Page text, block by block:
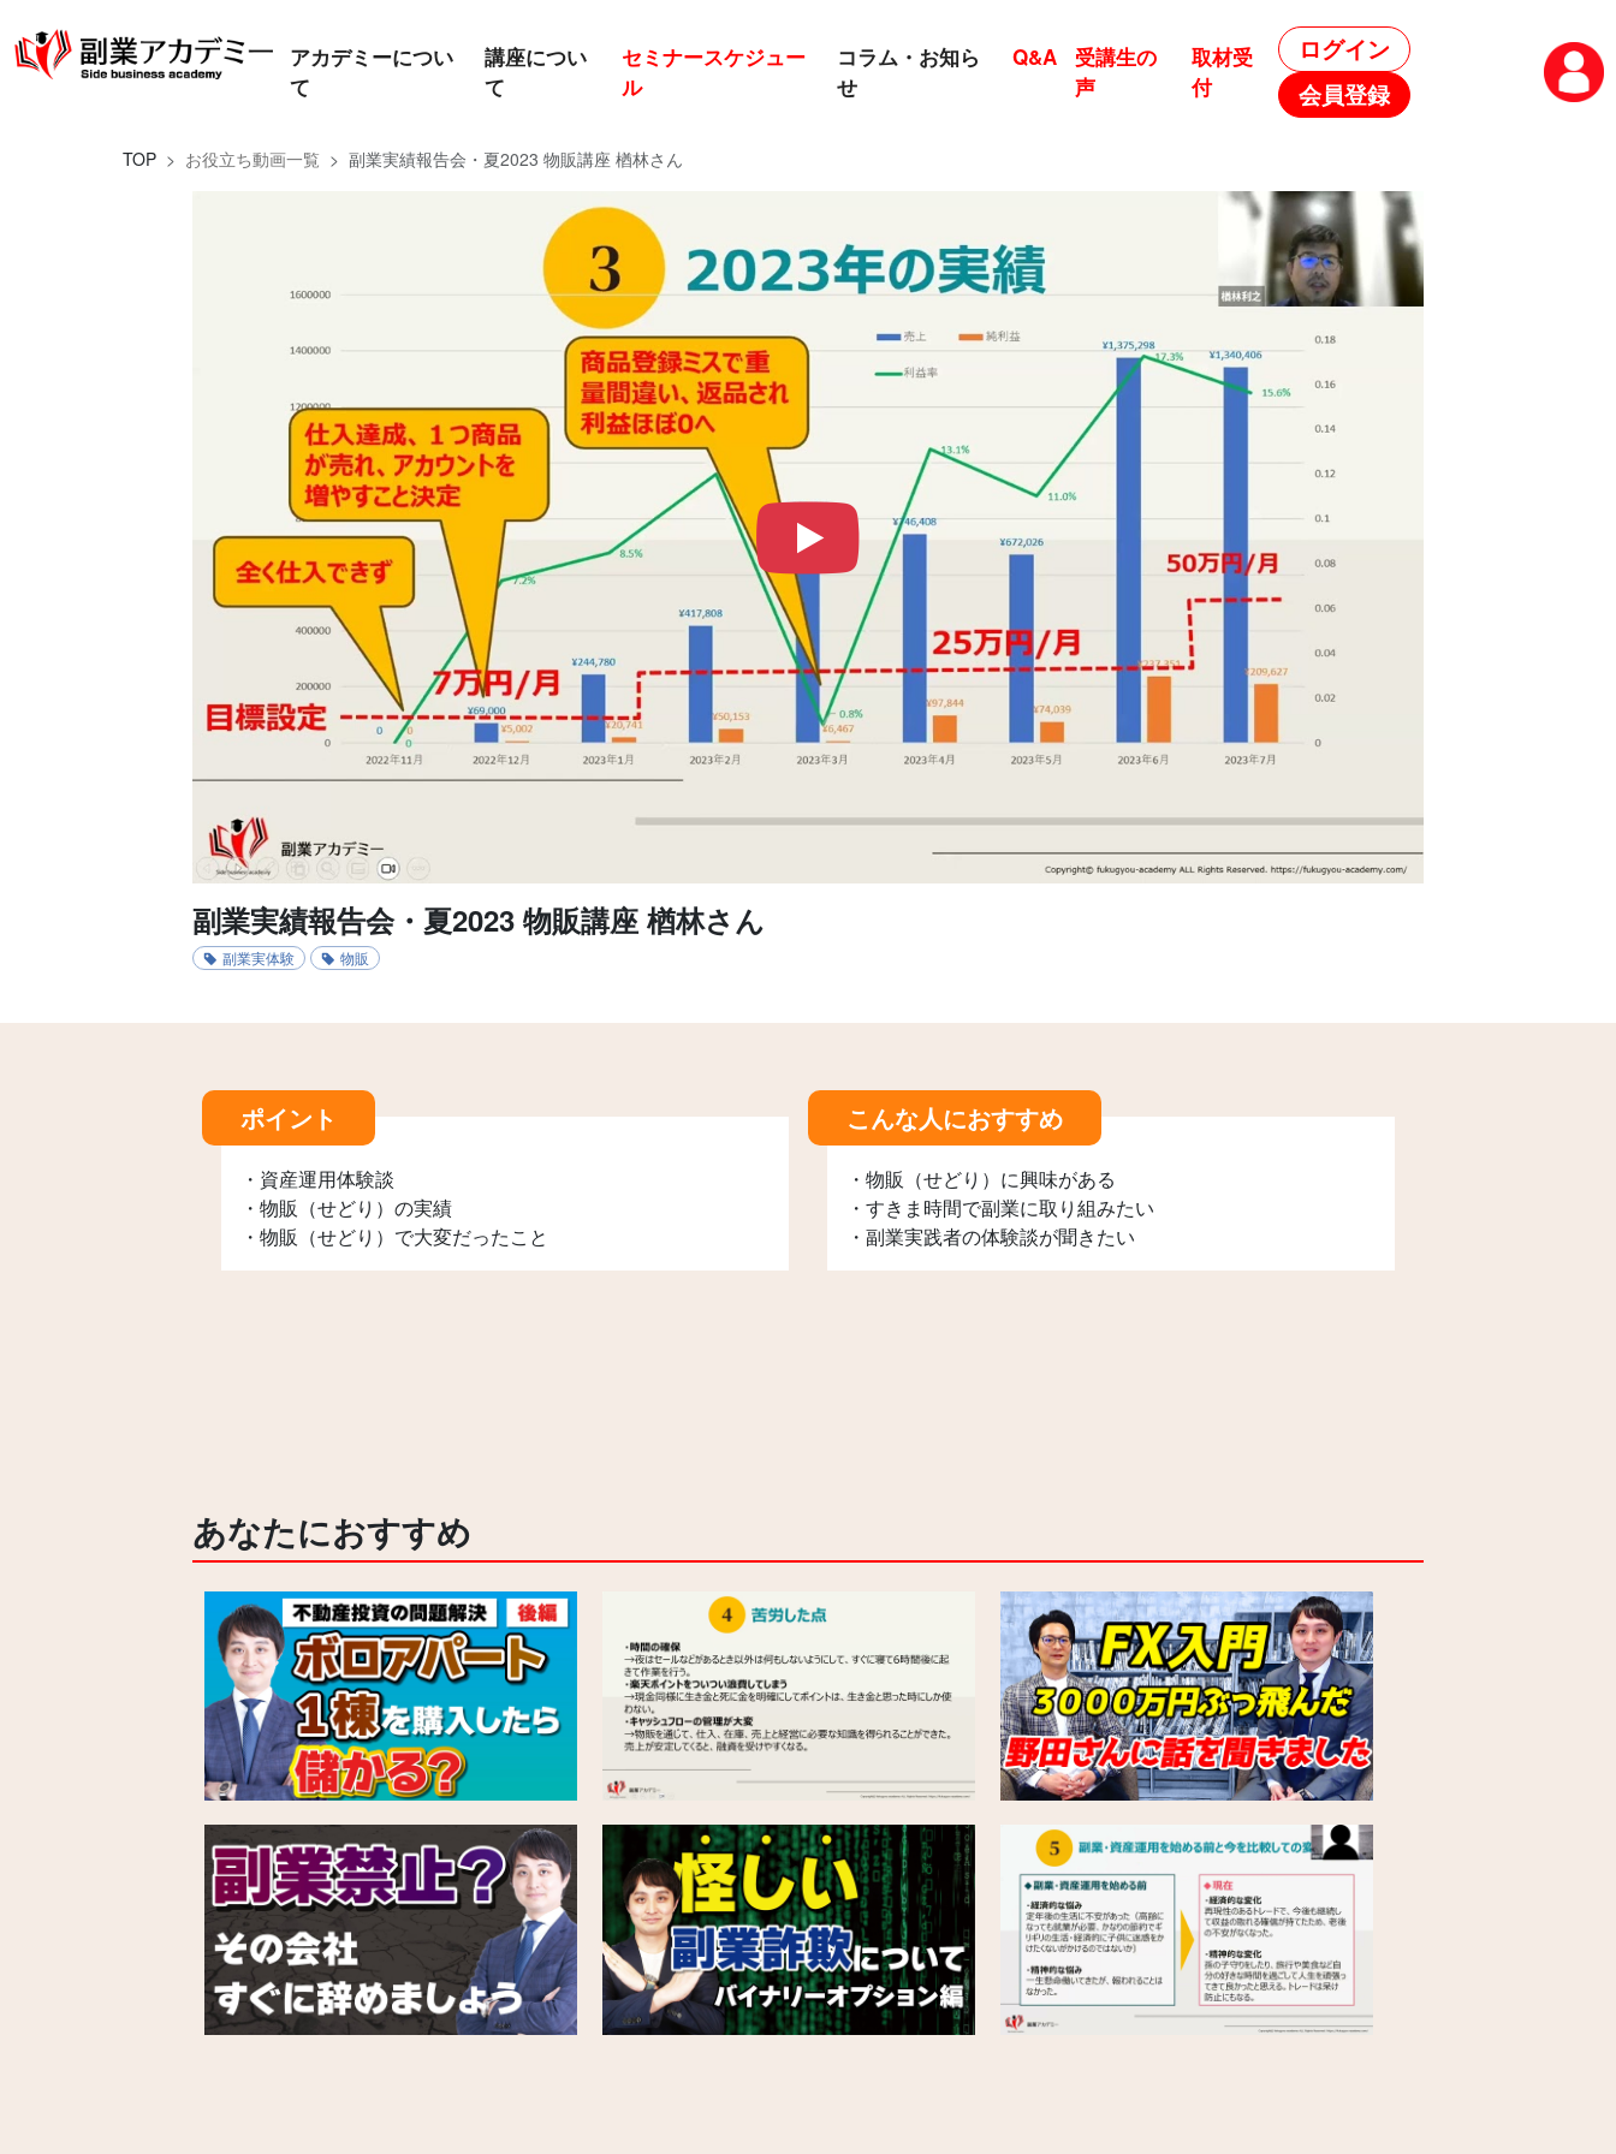
アカデミーについ
て
講座につい
て
セミナースケジュー
ル
コラム・お知ら
せ
Q&A
受講生の
声
取材受
付
ログイン
会員登録
TOP お役立ち動画一覧 副業実績報告会・夏2023 物販講座 楢林さん
副業実績報告会・夏2023 物販講座 楢林さん
副業実体験 物販
ポイント
・資産運用体験談
・物販（せどり）の実績
・物販（せどり）で大変だったこと
こんな人におすすめ
・物販（せどり）に興味がある
・すきま時間で副業に取り組みたい
・副業実践者の体験談が聞きたい
あなたにおすすめ